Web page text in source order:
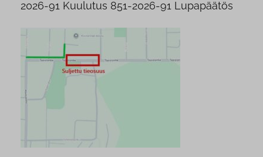
2026-91 Kuulutus 851-2026-91 Lupapäätös